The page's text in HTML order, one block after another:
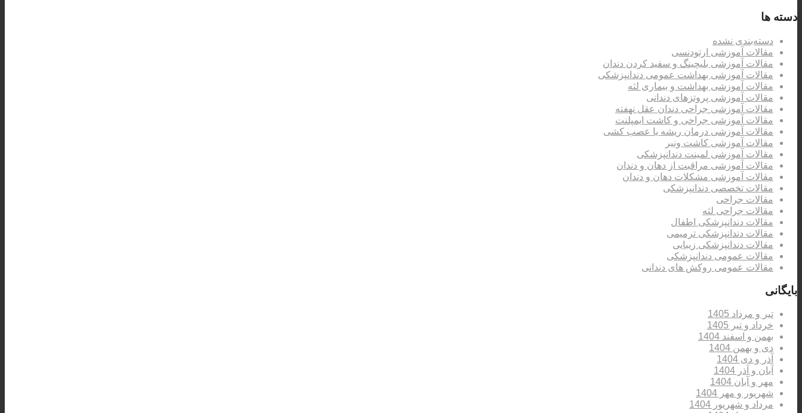
دسته ها
دسته‌بندی نشده
مقالات آموزشی ارتودنسی
مقالات آموزشی بلیچینگ و سفید کردن دندان
مقالات آموزشی بهداشت عمومی دندانپزشکی
مقالات آموزشی بهداشت و بیماری لثه
مقالات آموزشی پروتزهای دندانی
مقالات آموزشی جراحی دندان عقل نهفته
مقالات آموزشی جراحی و کاشت ایمپلنت
مقالات آموزشی درمان ریشه یا عصب کشی
مقالات آموزشی کاشت ونیر
مقالات آموزشی لمینت دندانپزشکی
مقالات آموزشی مراقبت از دهان و دندان
مقالات آموزشی مشکلات دهان و دندان
مقالات تخصصی دندانپزشکی
مقالات جراحی
مقالات جراحی لثه
مقالات دندانپزشکی اطفال
مقالات دندانپزشکی ترمیمی
مقالات دندانپزشکی زیبایی
مقالات عمومی دندانپزشکی
مقالات عمومی روکش های دندانی
بایگانی
تیر و مرداد 1405
خرداد و تیر 1405
بهمن و اسفند 1404
دی و بهمن 1404
آذر و دی 1404
آبان و آذر 1404
مهر و آبان 1404
شهریور و مهر 1404
مرداد و شهریور 1404